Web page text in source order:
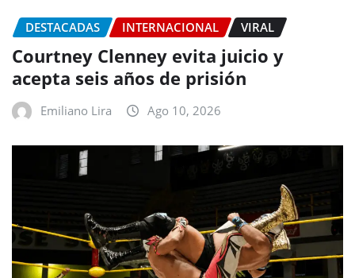
DESTACADAS INTERNACIONAL VIRAL
Courtney Clenney evita juicio y
acepta seis años de prisión
Emiliano Lira Ago 10, 2026